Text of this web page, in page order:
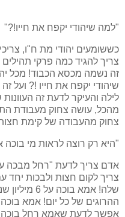
"למה שיהודי יקפח את חייו!?"
כששומעים יהודי מת ח"ו,
צריך להגיד כמה פרקי תהילים
שיהודי יקפח את חייו !? ועל
לילה והעיקר לדעת זה
מהכל, עושה צחוק מעבודת
צחוק מהעבודה של קימת
"היא רק רוצה לראות מי בוכה
אדם צריך לדעת "רחל מבכה
צריך לקום חצות ולבכות
שלה! אמא
ההרוגים של כל יום! אמא
אפשר לדעת שאמא רחל בוכה